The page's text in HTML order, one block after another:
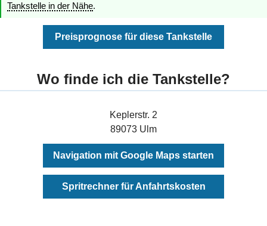
Tankstelle in der Nähe.
Preisprognose für diese Tankstelle
Wo finde ich die Tankstelle?
Keplerstr. 2
89073 Ulm
Navigation mit Google Maps starten
Spritrechner für Anfahrtskosten